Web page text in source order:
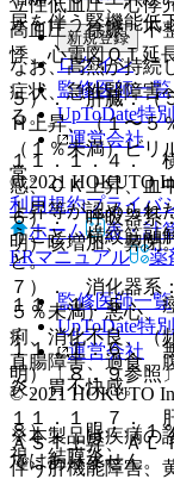
立性低血圧、心悸
高血圧、徐脈、不
悸、心電図ＱＴ延
５）． 肝臓：（
Ｈ上昇、（１〜５
（１％未満）ビ
常。
６）． 呼吸器系
明）咳増加、鼻閉
７）． 消化器系
５％未満）悪心、
痢、消化不良、（
直腸障害、過食、
炎、胃不快感。
８）． 眼：（１
視、結膜炎。
尿を伴う腎機能低
なお、高熱が持続
症状、急性腎障害
る。
１１．１．４．
感、ＣＫ上昇、血
上昇等が認められ
うこと。横紋筋融
と。
１１．１．５．
１１．１．６．
明）〔８．９参照
１１．１．７．
ＡＳＴ上昇、ＡＬ
伴う肝機能障害、
新規登録
ログイン
監修医師一覧
UpToDate特
運営会社
© 2021 HOKUTO
利用規約プライバ
ホーム
表・計
ERマニュアル
薬
監修医師一覧
UpToDate特
運営会社
© 2021 HOKUTO
※本製品は疾病の
ではありません。